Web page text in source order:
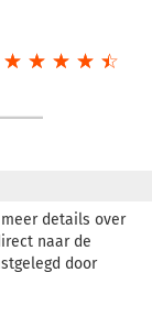
☆ ☆ ☆ ☆ ☆
★ ★ ★ ★ ★
details over
naar de
door